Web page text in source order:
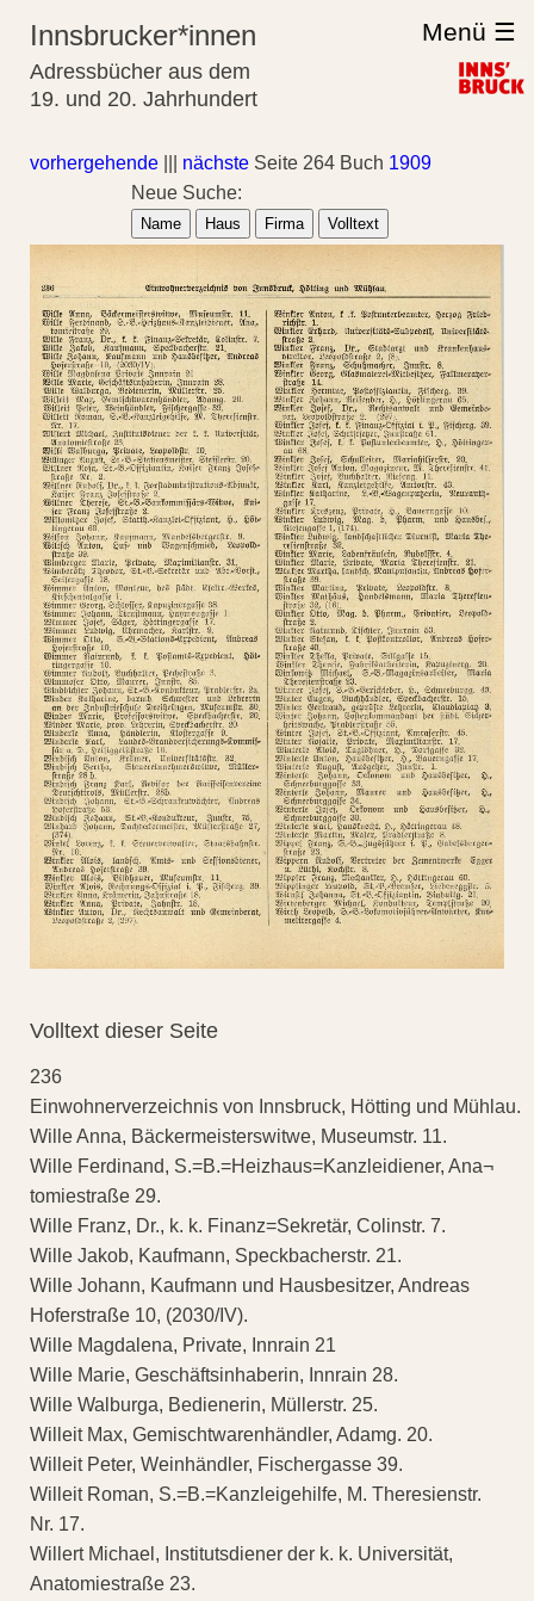
Innsbrucker*innen
Adressbücher aus dem
19. und 20. Jahrhundert
Menü ☰
vorhergehende nächste Seite 264 Buch 1909
Neue Suche:
Name Haus Firma Volltext
Volltext dieser Seite
236
Einwohnerverzeichnis von Innsbruck, Hötting und Mühlau.
Wille Anna, Bäckermeisterswitwe, Museumstr. 11.
Wille Ferdinand, S.=B.=Heizhaus=Kanzleidiener, Ana¬
tomiestraße 29.
Wille Franz, Dr., k. k. Finanz=Sekretär, Colinstr. 7.
Wille Jakob, Kaufmann, Speckbacherstr. 21.
Wille Johann, Kaufmann und Hausbesitzer, Andreas
Hoferstraße 10, (2030/IV).
Wille Magdalena, Private, Innrain 21
Wille Marie, Geschäftsinhaberin, Innrain 28.
Wille Walburga, Bedienerin, Müllerstr. 25.
Willeit Max, Gemischtwarenhändler, Adamg. 20.
Willeit Peter, Weinhändler, Fischergasse 39.
Willeit Roman, S.=B.=Kanzleigehilfe, M. Theresienstr.
Nr. 17.
Willert Michael, Institutsdiener der k. k. Universität,
Anatomiestraße 23.